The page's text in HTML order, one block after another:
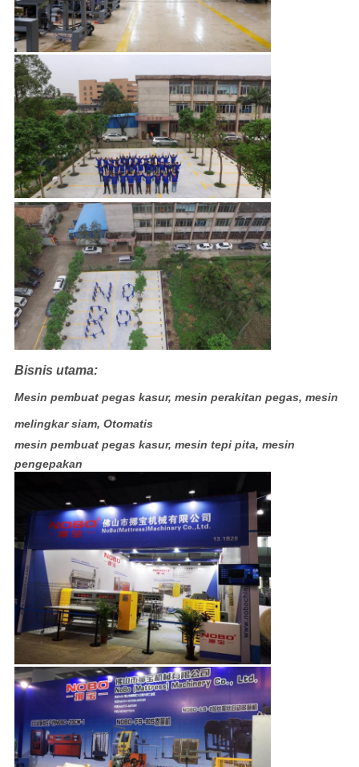
Bisnis utama:
Mesin pembuat pegas kasur, mesin perakitan pegas, mesin
melingkar siam, Otomatis
mesin pembuat pegas kasur, mesin tepi pita, mesin
pengepakan